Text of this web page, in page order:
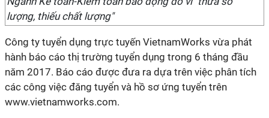
lượng, thiếu chất lượng"
Công ty tuyển dụng trực tuyến VietnamWorks vừa phát
hành báo cáo thị trường tuyển dụng trong 6 tháng đầu
năm 2017. Báo cáo được đưa ra dựa trên việc phân tích
các công việc đăng tuyển và hồ sơ ứng tuyển trên
www.vietnamworks.com.